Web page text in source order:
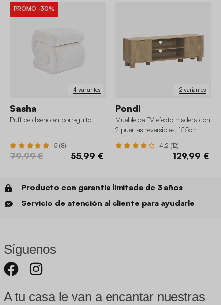
4 variantes
PROMO -30%
Sasha
Puff de diseño en borreguito
5 (8)
79,99 € 55,99 €
2 variantes
Pondi
Mueble de TV efecto madera con
2 puertas reversibles, 155cm
4.2 (12)
129,99 €
Producto con garantía limitada de 3 años
Servicio de atención al cliente para ayudarle
Síguenos
A tu casa le van a encantar nuestras